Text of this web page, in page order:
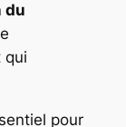
du
qui
pour